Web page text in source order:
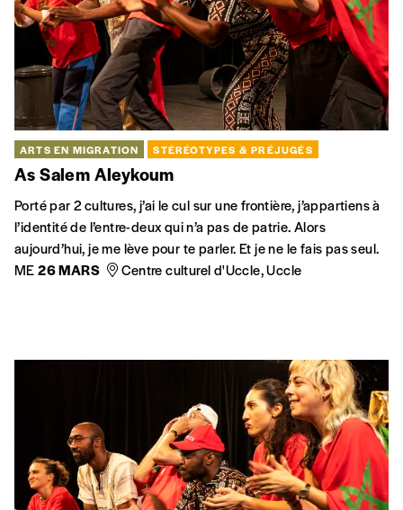
comme appartenant au même Tout-Monde dont nous parle
Edouard Glissant?
MIGRATIONS
Les frontières : entre contact et rupture
L’exposition “Frontières” au musée de l’Immigration à Paris
explore notre Europe, qui cherche à la fois à ouvrir ses
frontières (à l’immigration choisie, aux marchandises) et à les
fermer (aux “mauvais” migrants).
La Belgique face à la guerre d’Algérie
La Belgique, par sa proximité avec la France et l’Allemagne, va
servir de zone de repli et d’organisation pour une série de
militants traqués par la police française durant la guerre
d’Algérie.